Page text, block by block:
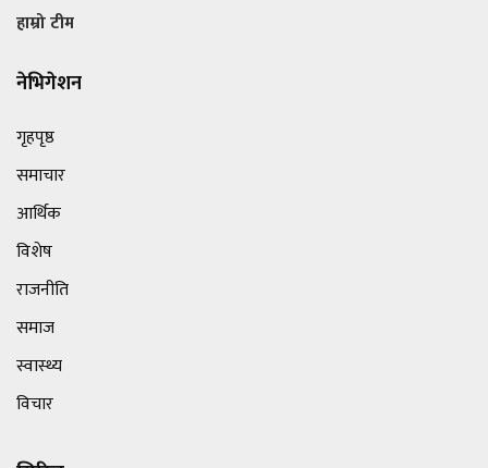
हाम्रो टीम
नेभिगेशन
गृहपृष्ठ
समाचार
आर्थिक
विशेष
राजनीति
समाज
स्वास्थ्य
विचार